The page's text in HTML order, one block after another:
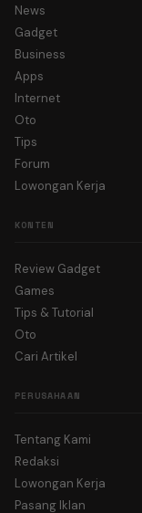
News
Gadget
Business
Apps
Internet
Oto
Tips
Forum
Lowongan Kerja
KONTEN
Review Gadget
Games
Tips & Tutorial
Oto
Cari Artikel
PERUSAHAAN
Tentang Kami
Redaksi
Lowongan Kerja
Pasang Iklan